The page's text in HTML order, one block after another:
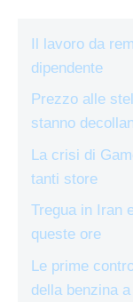
Il lavoro da
dipendente
Prezzo alle
stanno
La crisi di
tanti store
Tregua in Iran
queste ore
Le prime
della benzina